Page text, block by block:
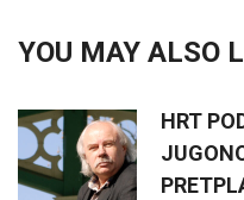
YOU MAY ALSO
HRT